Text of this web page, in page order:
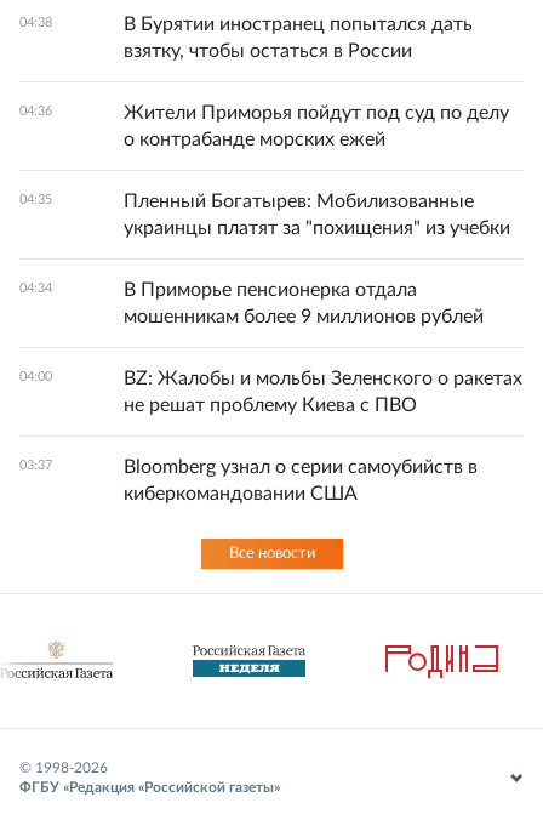
04:38
В Бурятии иностранец попытался дать
взятку, чтобы остаться в России
04:36
Жители Приморья пойдут под суд по делу
о контрабанде морских ежей
04:35
Пленный Богатырев: Мобилизованные
украинцы платят за "похищения" из учебки
04:34
В Приморье пенсионерка отдала
мошенникам более 9 миллионов рублей
04:00
BZ: Жалобы и мольбы Зеленского о ракетах
не решат проблему Киева с ПВО
03:37
Bloomberg узнал о серии самоубийств в
киберкомандовании США
Все новости
© 1998-2026
ФГБУ «Редакция «Российской газеты»